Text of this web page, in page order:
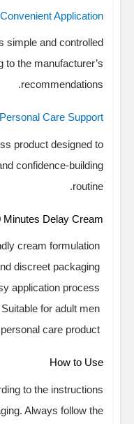
Convenient Application
simple and controlled
to the manufacturer’s
recommendations.
Care Support
product designed to
confidence-building
routine.
Delay Cream?
cream formulation
discreet packaging
application process
Suitable for adult men
care product
How to Use
to the instructions
Always follow the